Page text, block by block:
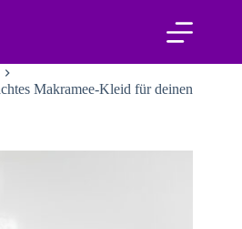
Makramee-Kleid für deinen